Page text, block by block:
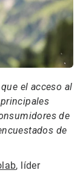
el acceso al
de
de
, líder